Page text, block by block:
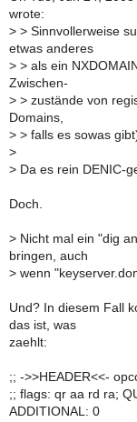
wrote:
> > Sinnvollerweise
etwas anderes
> > als ein
Zwischen-
> > zustände von
Domains,
> > falls es sowas
>
> Da es rein DENIC-
Doch.
> Nicht mal ein "dig
bringen, auch
> wenn
Und? In diesem Fall
das ist, was
zaehlt:
;; ->>HEADER<<-
;; flags: qr aa rd ra;
ADDITIONAL: 0